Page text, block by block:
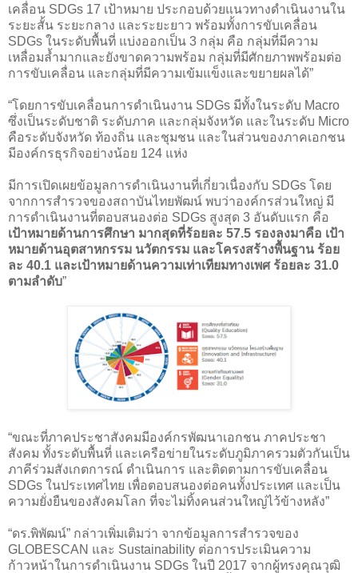
เคลื่อน SDGs 17 เป้าหมาย ประกอบด้วยแนวทางดำเนินงานใน
ระยะสั้น ระยะกลาง และระยะยาว พร้อมทั้งการขับเคลื่อน
SDGs ในระดับพื้นที่ แบ่งออกเป็น 3 กลุ่ม คือ กลุ่มที่มีความ
เหลื่อมล้ำมากและยังขาดความพร้อม กลุ่มที่มีศักยภาพพร้อมต่อ
การขับเคลื่อน และกลุ่มที่มีความเข้มแข็งและขยายผลได้”
“โดยการขับเคลื่อนการดำเนินงาน SDGs มีทั้งในระดับ Macro
ซึ่งเป็นระดับชาติ ระดับภาค และกลุ่มจังหวัด และในระดับ Micro
คือระดับจังหวัด ท้องถิ่น และชุมชน และในส่วนของภาคเอกชน
มีองค์กรธุรกิจอย่างน้อย 124 แห่ง
มีการเปิดเผยข้อมูลการดำเนินงานที่เกี่ยวเนื่องกับ SDGs โดย
จากการสำรวจของสถาบันไทยพัฒน์ พบว่าองค์กรส่วนใหญ่ มี
การดำเนินงานที่ตอบสนองต่อ SDGs สูงสุด 3 อันดับแรก คือ
เป้าหมายด้านการศึกษา มากสุดที่ร้อยละ 57.5 รองลงมาคือ เป้า
หมายด้านอุตสาหกรรม นวัตกรรม และโครงสร้างพื้นฐาน ร้อย
ละ 40.1 และเป้าหมายด้านความเท่าเทียมทางเพศ ร้อยละ 31.0
ตามลำดับ”
“ขณะที่ภาคประชาสังคมมีองค์กรพัฒนาเอกชน ภาคประชา
สังคม ทั้งระดับพื้นที่ และเครือข่ายในระดับภูมิภาครวมตัวกันเป็น
ภาคีร่วมสังเกตการณ์ ดำเนินการ และติดตามการขับเคลื่อน
SDGs ในประเทศไทย เพื่อตอบสนองต่อคนทั้งประเทศ และเป็น
ความยั่งยืนของสังคมโลก ที่จะไม่ทิ้งคนส่วนใหญ่ไว้ข้างหลัง”
“ดร.พิพัฒน์” กล่าวเพิ่มเติมว่า จากข้อมูลการสำรวจของ
GLOBESCAN และ Sustainability ต่อการประเมินความ
ก้าวหน้าในการดำเนินงาน SDGs ในปี 2017 จากผู้ทรงคุณวุฒิ